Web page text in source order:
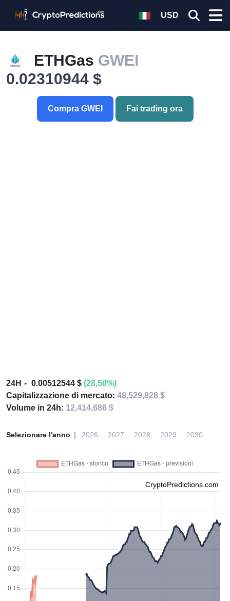
USD
ETHGas GWEI
0.02310944 $
Compra GWEI Fai trading ora
24H 0.00512544 $ (28,50%)
Capitalizzazione di mercato: 48,529,828 $
Volume in 24h: 12,414,686 $
Selezionare l'anno 2026 2027 2028 2029 2030
CryptoPredictions.com